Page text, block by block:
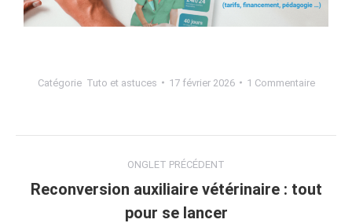
Catégorie Tuto et astuces 17 février 2026 1 Commentaire
ONGLET PRÉCÉDENT
Reconversion auxiliaire vétérinaire : tout
pour se lancer